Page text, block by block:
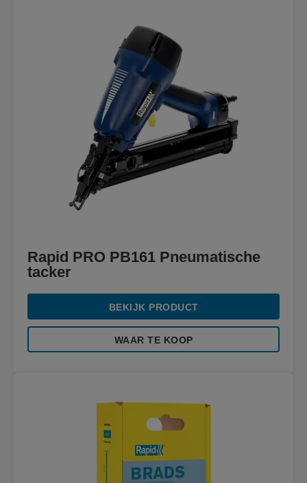
Rapid PRO PB161 Pneumatische
tacker
BEKIJK PRODUCT
WAAR TE KOOP